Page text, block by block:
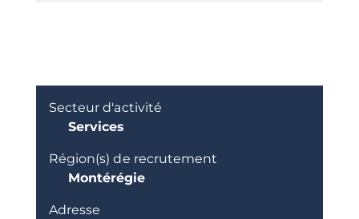
Secteur d'activité
Services
Région(s) de recrutement
Montérégie
Adresse